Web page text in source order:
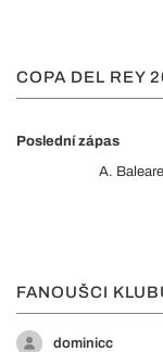
COPA DEL REY
Poslední zápas
A.
FANOUŠCI
dominicc